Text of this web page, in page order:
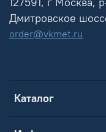
Каталог
Дмитровское
order@vkmet.ru